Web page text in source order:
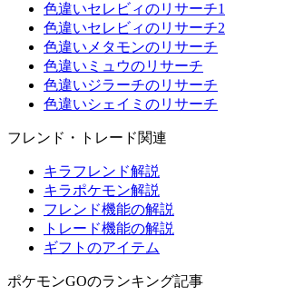
色違いセレビィのリサーチ1
色違いセレビィのリサーチ2
色違いメタモンのリサーチ
色違いミュウのリサーチ
色違いジラーチのリサーチ
色違いシェイミのリサーチ
フレンド・トレード関連
キラフレンド解説
キラポケモン解説
フレンド機能の解説
トレード機能の解説
ギフトのアイテム
ポケモンGOのランキング記事